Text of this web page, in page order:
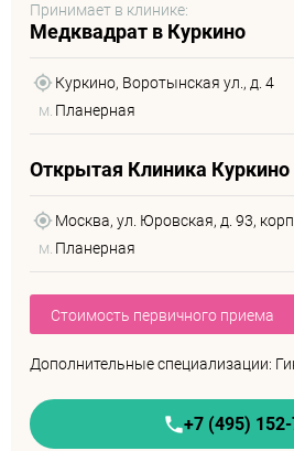
Принимает в клинике:
Медквадрат в Куркино
Куркино, Воротынская ул., д. 4
м. Планерная
Открытая Клиника Куркино
Москва, ул. Юровская, д. 93,
м. Планерная
Стоимость первичного приема
Дополнительные специализации:
+7 (495)